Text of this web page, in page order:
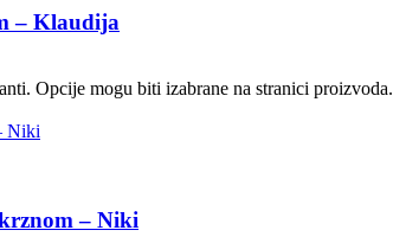
– Klaudija
Opcije mogu biti izabrane na stranici proizvoda.
– Niki